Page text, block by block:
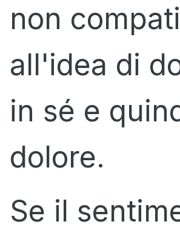
non
all'idea di
in sé e
dolore.
Se il